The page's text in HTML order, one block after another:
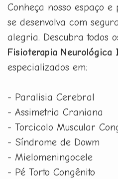
Conheça nosso espaço
se desenvolva com
alegria. Descubra todos
Fisioterapia Neurológica
especializados em:
- Paralisia Cerebral
- Assimetria Craniana
- Torcicolo Muscular
- Síndrome de Dowm
- Mielomeningocele
- Pé Torto Congênito